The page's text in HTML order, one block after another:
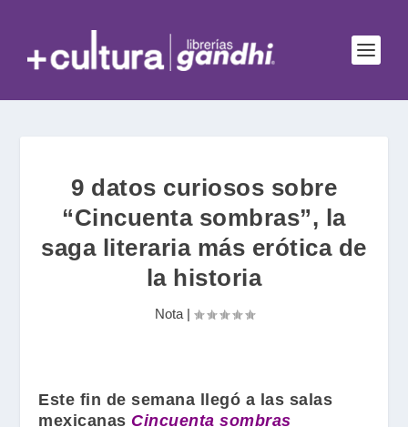
9 datos curiosos sobre
“Cincuenta sombras”, la
saga literaria más erótica de
la historia
Nota|
Este fin de semana llegó a las salas
mexicanas Cincuenta sombras